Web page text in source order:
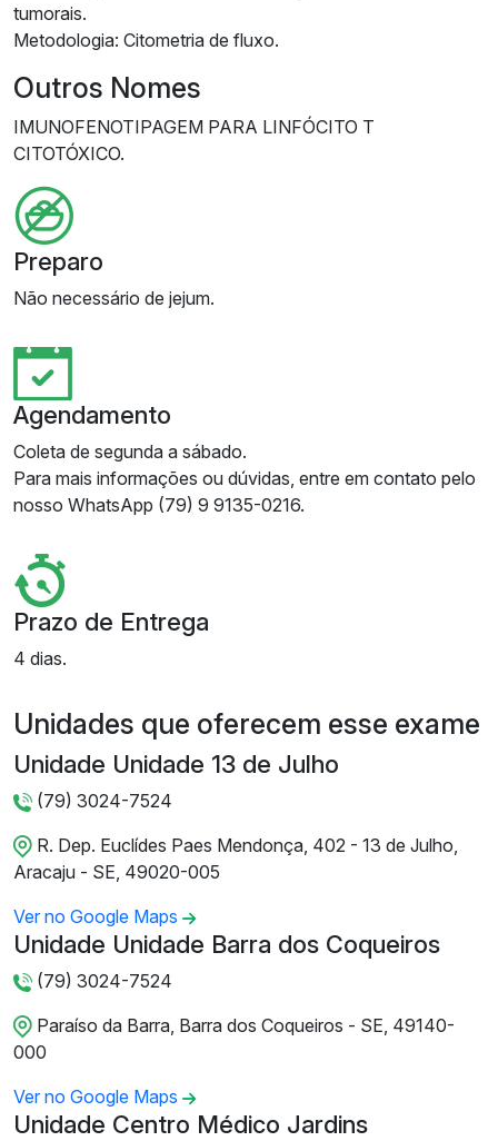
tumorais.
Metodologia: Citometria de fluxo.
Outros Nomes
IMUNOFENOTIPAGEM PARA LINFÓCITO T
CITOTÓXICO.
Preparo
Não necessário de jejum.
Agendamento
Coleta de segunda a sábado.
Para mais informações ou dúvidas, entre em contato pelo
nosso WhatsApp (79) 9 9135-0216.
Prazo de Entrega
4 dias.
Unidades que oferecem esse exame
Unidade Unidade 13 de Julho
(79) 3024-7524
R. Dep. Euclídes Paes Mendonça, 402 - 13 de Julho,
Aracaju - SE, 49020-005
Ver no Google Maps
Unidade Unidade Barra dos Coqueiros
(79) 3024-7524
Paraíso da Barra, Barra dos Coqueiros - SE, 49140-
000
Ver no Google Maps
Unidade Centro Médico Jardins